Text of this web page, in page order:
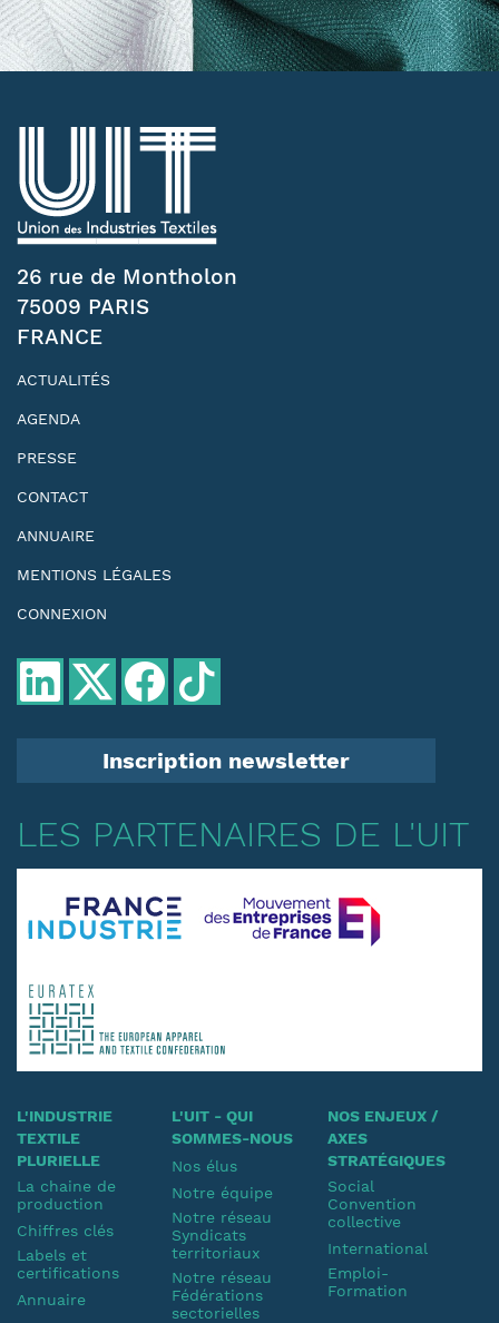
26 rue de Montholon
75009 PARIS
FRANCE
ACTUALITÉS
AGENDA
PRESSE
CONTACT
ANNUAIRE
MENTIONS LÉGALES
CONNEXION
Inscription newsletter
LES PARTENAIRES DE L'UIT
L'INDUSTRIE
TEXTILE
PLURIELLE
La chaine de
production
Chiffres clés
Labels et
certifications
Annuaire
L'UIT - QUI
SOMMES-NOUS
Nos élus
Notre équipe
Notre réseau
Syndicats
territoriaux
Notre réseau
Fédérations
sectorielles
NOS ENJEUX /
AXES
STRATÉGIQUES
Social
Convention
collective
International
Emploi-
Formation